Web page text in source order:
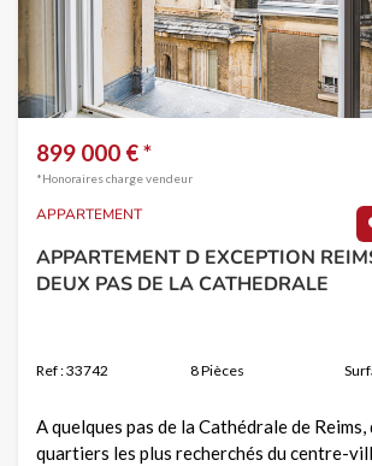
899 000 € *
*Honoraires charge vendeur
APPARTEMENT
APPARTEMENT D EXCEPTION
DEUX PAS DE LA CATHEDRALE
Ref : 33742 8 Pièces
A quelques pas de la Cathédrale de Reims,
quartiers les plus recherchés du centre-